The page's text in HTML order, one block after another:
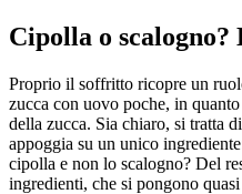
Cipolla o scalogno?
Proprio il soffritto ricopre un
zucca con uovo poche, in
della zucca. Sia chiaro, si tratta
appoggia su un unico
cipolla e non lo scalogno? Del
ingredienti, che si pongono